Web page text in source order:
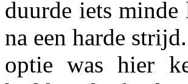
duurde iets minde
na een harde
optie was hier